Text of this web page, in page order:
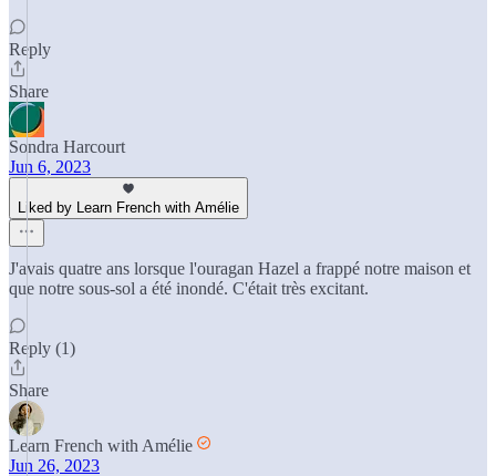
Reply
Share
Sondra Harcourt
Jun 6, 2023
Liked by Learn French with Amélie
J'avais quatre ans lorsque l'ouragan Hazel a frappé notre maison et
que notre sous-sol a été inondé. C'était très excitant.
Reply (1)
Share
Learn French with Amélie
Jun 26, 2023